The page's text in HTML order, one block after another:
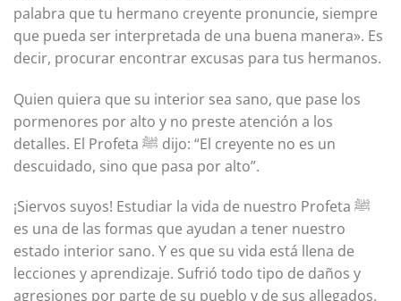
palabra que tu hermano creyente pronuncie, siempre
que pueda ser interpretada de una buena manera». Es
decir, procurar encontrar excusas para tus hermanos.
Quien quiera que su interior sea sano, que pase los
pormenores por alto y no preste atención a los
detalles. El Profeta ﷺ dijo: “El creyente no es un
descuidado, sino que pasa por alto”.
¡Siervos suyos! Estudiar la vida de nuestro Profeta ﷺ
es una de las formas que ayudan a tener nuestro
estado interior sano. Y es que su vida está llena de
lecciones y aprendizaje. Sufrió todo tipo de daños y
agresiones por parte de su pueblo y de sus allegados.